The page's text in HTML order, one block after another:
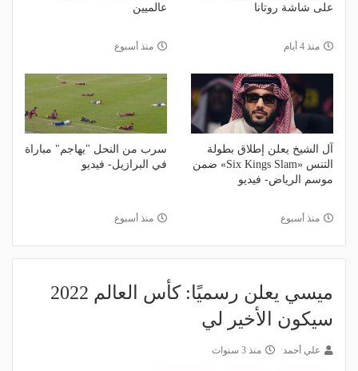
على شاشة روتانا
منذ 4 أيام
عالميين
منذ أسبوع
آل الشيخ يعلن إطلاق بطولة
التنس «Six Kings Slam» ضمن
موسم الرياض- فيديو
منذ أسبوع
سرب من النحل "يهاجم" مباراة
في البرازيل- فيديو
منذ أسبوع
ميسي يعلن رسميًا: كأس العالم 2022
سيكون الأخير لي
علي أحمد منذ 3 سنوات